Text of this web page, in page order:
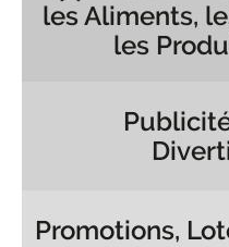
les Aliments,
les
Promotions,